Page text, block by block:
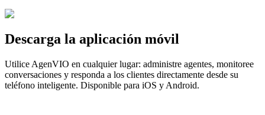
Descarga la aplicación móvil
Utilice AgenVIO en cualquier lugar: administre agentes, monitoree
conversaciones y responda a los clientes directamente desde su
teléfono inteligente. Disponible para iOS y Android.